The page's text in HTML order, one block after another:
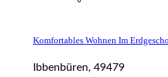
Komfortables Wohnen Im
Ibbenbüren, 49479